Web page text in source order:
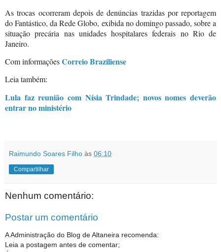
As trocas ocorreram depois de denúncias trazidas por reportagem
do Fantástico, da Rede Globo, exibida no domingo passado, sobre a
situação precária nas unidades hospitalares federais no Rio de
Janeiro.
Com informaçõesCorreio Braziliense
Leia também:
Lula faz reunião com Nísia Trindade; novos nomes deverão
entrar no ministério
Raimundo Soares Filho às 06:10
Compartilhar
Nenhum comentário:
Postar um comentário
A Administração do Blog de Altaneira recomenda:
Leia a postagem antes de comentar;